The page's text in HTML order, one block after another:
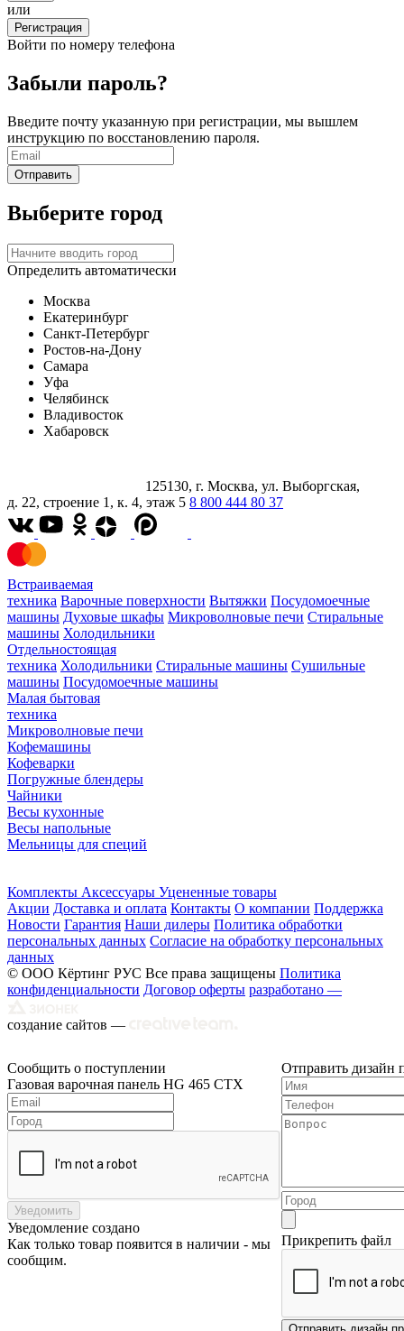
или
Регистрация
Войти по номеру телефона
Забыли пароль?
Введите почту указанную при регистрации, мы вышлем
инструкцию по восстановлению пароля.
Выберите город
Определить автоматически
Москва
Екатеринбург
Санкт-Петербург
Ростов-на-Дону
Самара
Уфа
Челябинск
Владивосток
Хабаровск
125130, г. Москва, ул. Выборгская,
д. 22, строение 1, к. 4, этаж 5 8 800 444 80 37
Встраиваемая
техника Варочные поверхности Вытяжки Посудомоечные
машины Духовые шкафы Микроволновые печи Стиральные
машины Холодильники
Отдельностоящая
техника Холодильники Стиральные машины Сушильные
машины Посудомоечные машины
Малая бытовая
техника
Микроволновые печи
Кофемашины
Кофеварки
Погружные блендеры
Чайники
Весы кухонные
Весы напольные
Мельницы для специй
Комплекты Аксессуары Уцененные товары
Акции Доставка и оплата Контакты О компании Поддержка
Новости Гарантия Наши дилеры Политика обработки
персональных данных Согласие на обработку персональных
данных
© ООО Кёртинг РУС Все права защищены Политика
конфиденциальности Договор оферты разработано —
создание сайтов —
Сообщить о поступлении
Газовая варочная панель HG 465 CTX
Уведомить
Уведомление создано
Как только товар появится в наличии - мы
сообщим.
Отправить дизайн
Прикрепить файл